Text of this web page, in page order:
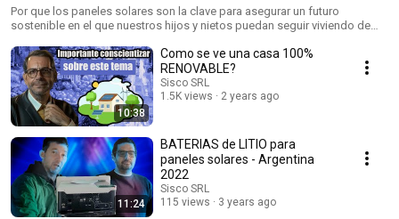
PANELES SOLARES
Por que los paneles solares son la clave para asegurar un futuro
sostenible en el que nuestros hijos y nietos puedan seguir viviendo de
10:38
Como se ve una casa 100%
RENOVABLE?
Sisco SRL
1.5K views
2 years ago
11:24
BATERIAS de LITIO para
paneles solares - Argentina
2022
Sisco SRL
115 views
3 years ago